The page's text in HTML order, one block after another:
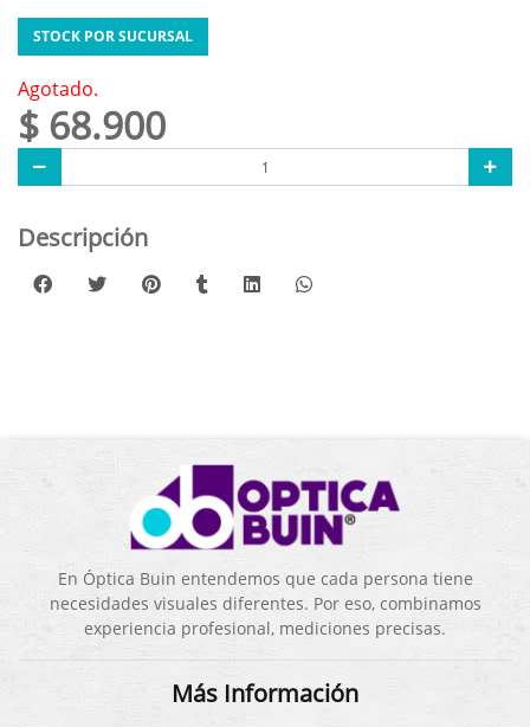
STOCK POR SUCURSAL
Agotado.
$ 68.900
Descripción
En Óptica Buin entendemos que cada persona tiene
necesidades visuales diferentes. Por eso, combinamos
experiencia profesional, mediciones precisas.
Más Información